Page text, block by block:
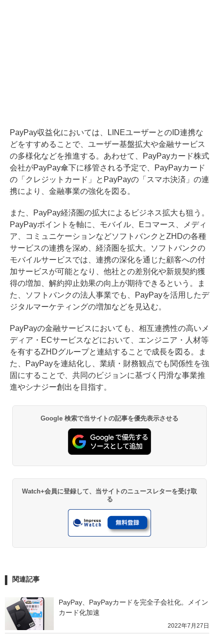
PayPay収益化においては、LINEユーザーとのID連携な
どをすすめることで、ユーザー基盤拡大や金融サービス
の多様化などを推進する。あわせて、PayPayカード株式
会社がPayPay傘下に移管される予定で、PayPayカード
の「クレジットカード」とPayPayの「スマホ決済」の連
携により、金融事業の強化を図る。
また、PayPay経済圏の拡大によるビジネス拡大も狙う。
PayPayポイントを軸に、モバイル、Eコマース、メディ
ア、コミュニケーションなどソフトバンクとZHDの各種
サービスの連携を深め、経済圏を拡大。ソフトバンクの
モバイルサービスでは、連携の深化を通じた顧客への付
加サービスが可能となり、他社との差別化や新規契約獲
得の増加、解約抑止効果の向上が期待できるという。ま
た、ソフトバンクの法人事業でも、PayPayを活用したデ
ジタルマーケティングの増加などを見込む。
PayPayの金融サービスにおいても、相互連携性の高いメ
ディア・ECサービスなどにおいて、エンジニア・人材等
を有するZHDグループと連結することで成長を図る。ま
た、PayPayを連結化し、業績・財務観点でも関係性を強
固にすることで、共同のビジョンに基づく円滑な事業推
進やシナジー創出を目指す。
Google 検索で当サイトの記事を優先表示させる
Watch+会員に登録して、当サイトのニュースレターを受け取
る
関連記事
PayPay、PayPayカードを完全子会社化。メイン
カード化加速
2022年7月27日